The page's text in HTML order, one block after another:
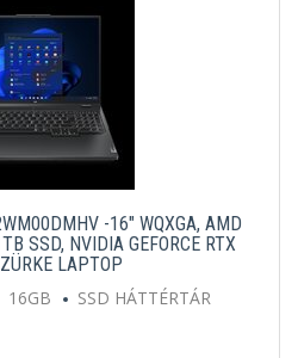
-16" WQXGA, AMD
SSD, NVIDIA GEFORCE RTX
LAPTOP
16GB
SSD HÁTTÉRTÁR